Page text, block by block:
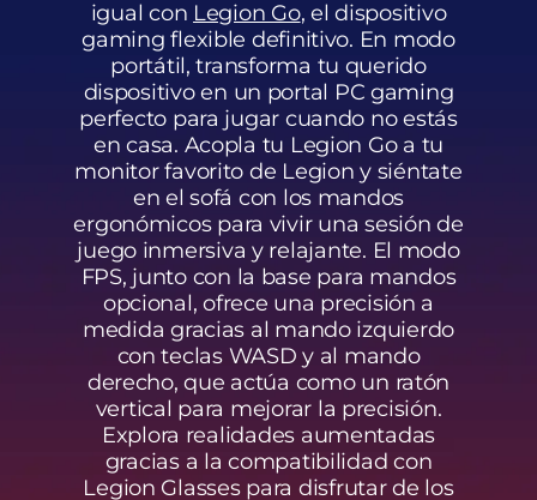
igual con Legion Go, el dispositivo
gaming flexible definitivo. En modo
portátil, transforma tu querido
dispositivo en un portal PC gaming
perfecto para jugar cuando no estás
en casa. Acopla tu Legion Go a tu
monitor favorito de Legion y siéntate
en el sofá con los mandos
ergonómicos para vivir una sesión de
juego inmersiva y relajante. El modo
FPS, junto con la base para mandos
opcional, ofrece una precisión a
medida gracias al mando izquierdo
con teclas WASD y al mando
derecho, que actúa como un ratón
vertical para mejorar la precisión.
Explora realidades aumentadas
gracias a la compatibilidad con
Legion Glasses para disfrutar de los